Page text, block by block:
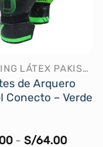
TRAINING LÁTEX PAKISTÁN
de Arquero
Conecto – Verde
- S/64.00Rango